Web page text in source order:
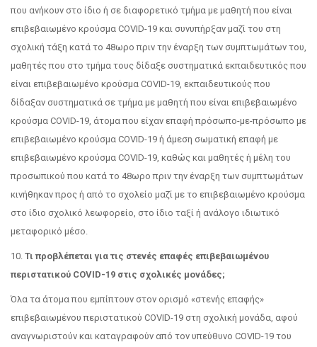
που ανήκουν στο ίδιο ή σε διαφορετικό τμήμα με μαθητή που είναι
επιβεβαιωμένο κρούσμα COVID-19 και συνυπήρξαν μαζί του στη
σχολική τάξη κατά το 48ωρο πριν την έναρξη των συμπτωμάτων του,
μαθητές που στο τμήμα τους δίδαξε συστηματικά εκπαιδευτικός που
είναι επιβεβαιωμένο κρούσμα COVID-19, εκπαιδευτικούς που
δίδαξαν συστηματικά σε τμήμα με μαθητή που είναι επιβεβαιωμένο
κρούσμα COVID-19, άτομα που είχαν επαφή πρόσωπο-με-πρόσωπο με
επιβεβαιωμένο κρούσμα COVID-19 ή άμεση σωματική επαφή με
επιβεβαιωμένο κρούσμα COVID-19, καθώς και μαθητές ή μέλη του
προσωπικού που κατά το 48ωρο πριν την έναρξη των συμπτωμάτων
κινήθηκαν προς ή από το σχολείο μαζί με το επιβεβαιωμένο κρούσμα
στο ίδιο σχολικό λεωφορείο, στο ίδιο ταξί ή ανάλογο ιδιωτικό
μεταφορικό μέσο.
10. Τι προβλέπεται για τις στενές επαφές επιβεβαιωμένου
περιστατικού COVID-19 στις σχολικές μονάδες;
Όλα τα άτομα που εμπίπτουν στον ορισμό «στενής επαφής»
επιβεβαιωμένου περιστατικού COVID-19 στη σχολική μονάδα, αφού
αναγνωριστούν και καταγραφούν από τον υπεύθυνο COVID-19 του